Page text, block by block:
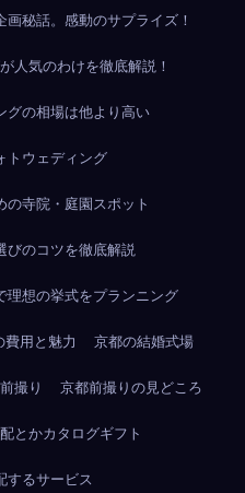
秘話。感動のサプライズ！
人気のわけを徹底解説！
グの相場は他より高い
トウェディング
の寺院・庭園スポット
びのコツを徹底解説
理想の挙式をプランニング
用と魅力 京都の結婚式場
撮り 京都前撮りの見どころ
とかカタログギフト
するサービス